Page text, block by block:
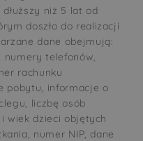
niż 5 lat od
doszło do realizacji
dane obejmują:
numery telefonów,
rachunku
pobytu, informacje o
liczbę osób
wiek dzieci objętych
numer NIP, dane